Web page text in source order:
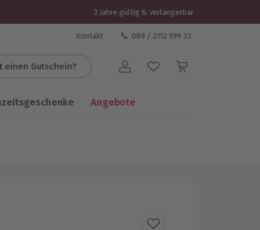
3 Jahre gültig & verlängerbar
Kontakt 089 / 2112 999 33
einen Gutschein? Benutzerkonto
Angebote